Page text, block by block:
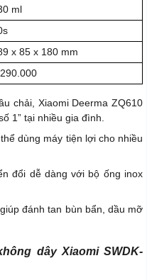
ml
x 85 x 180 mm
chải, Xiaomi Deerma ZQ610
1” tại nhiều gia đình.
dùng máy tiện lợi cho nhiều
đổi dễ dàng với bộ ống inox
đánh tan bùn bẩn, dầu mỡ
dây Xiaomi SWDK-